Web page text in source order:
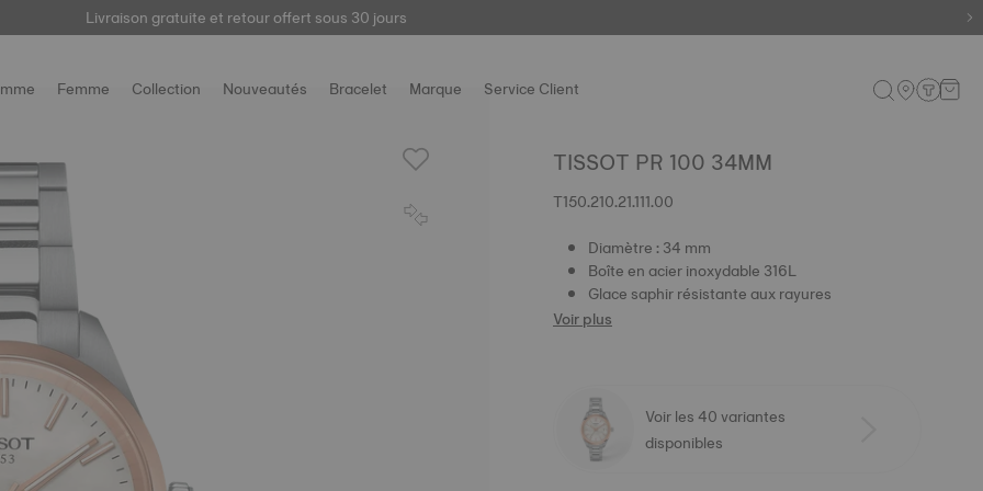
Livraison gratuite et retour offert sous 30 jours
ici
Femme Collection Nouveautés Bracelet Marque Service Client
TISSOT PR 100 34MM
T150.210.21.111.00
Diamètre : 34 mm
Boîte en acier inoxydable 316L
Glace saphir résistante aux rayures
Voir plus
Voir les 40 variantes
disponibles